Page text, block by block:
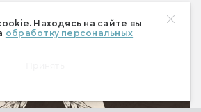
Находясь на сайте вы
обработку персональных
такое игры формата roll
Роланд Райт?